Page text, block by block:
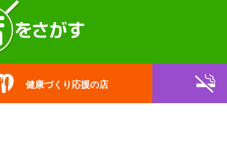
健康づくり応援の店